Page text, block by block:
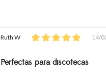
Ruth W 14/
Perfectas para discotecas